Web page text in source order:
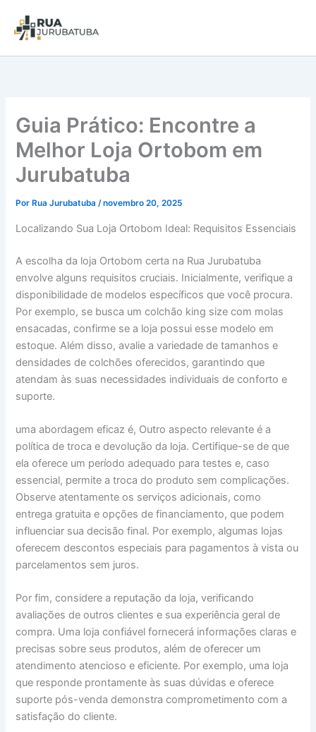
Guia Prático: Encontre a
Melhor Loja Ortobom em
Jurubatuba
Por Rua Jurubatuba/novembro 20, 2025
Localizando Sua Loja Ortobom Ideal: Requisitos Essenciais
A escolha da loja Ortobom certa na Rua Jurubatuba
envolve alguns requisitos cruciais. Inicialmente, verifique a
disponibilidade de modelos específicos que você procura.
Por exemplo, se busca um colchão king size com molas
ensacadas, confirme se a loja possui esse modelo em
estoque. Além disso, avalie a variedade de tamanhos e
densidades de colchões oferecidos, garantindo que
atendam às suas necessidades individuais de conforto e
suporte.
uma abordagem eficaz é, Outro aspecto relevante é a
política de troca e devolução da loja. Certifique-se de que
ela oferece um período adequado para testes e, caso
essencial, permite a troca do produto sem complicações.
Observe atentamente os serviços adicionais, como
entrega gratuita e opções de financiamento, que podem
influenciar sua decisão final. Por exemplo, algumas lojas
oferecem descontos especiais para pagamentos à vista ou
parcelamentos sem juros.
Por fim, considere a reputação da loja, verificando
avaliações de outros clientes e sua experiência geral de
compra. Uma loja confiável fornecerá informações claras e
precisas sobre seus produtos, além de oferecer um
atendimento atencioso e eficiente. Por exemplo, uma loja
que responde prontamente às suas dúvidas e oferece
suporte pós-venda demonstra comprometimento com a
satisfação do cliente.